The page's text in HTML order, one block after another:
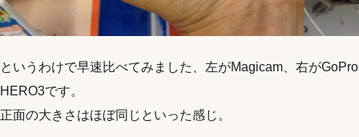
というわけで早速比べてみました、左がMagicam、右がGoPro
HERO3です。
正面の大きさはほぼ同じといった感じ。